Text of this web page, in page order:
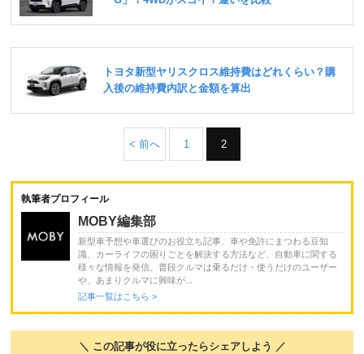
< 前へ 1 2
執筆者プロフィール
MOBY編集部
新型車予想や車選びのお役立ち記事、車や免許にまつわる豆知
識、カーライフの困りごとを解決する方法など、自動車に関する
様々な情報を発信。普段クルマは乗るだけ・使うだけのユーザー
や、あまりクルマに興味が...
記事一覧はこちら >
＼ この記事が役に立ったらシェアしよう ／